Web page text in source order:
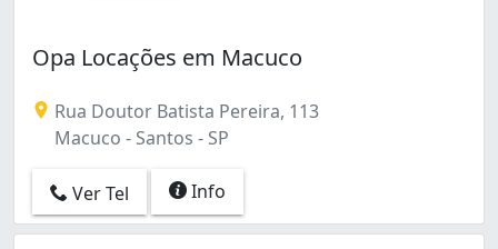
Opa Locações em Macuco
Rua Doutor Batista Pereira, 113
Macuco - Santos - SP
Ver Tel Info